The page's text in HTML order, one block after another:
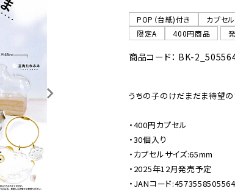
POP（台紙)付き
カプセ
限定A
400円商品
商品コード： BK-
うちの子のけだまだま待望
・400円カプセル
・30個入り
・カプセルサイズ:65mm
・2025年12月発売予定
・JANコード:4573558505564